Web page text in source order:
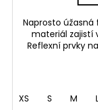
Naprosto úžasná
materiál zajistí
Reflexní prvky
XS S M